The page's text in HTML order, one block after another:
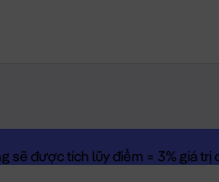
sẽ được tích lũy điểm = 3% giá